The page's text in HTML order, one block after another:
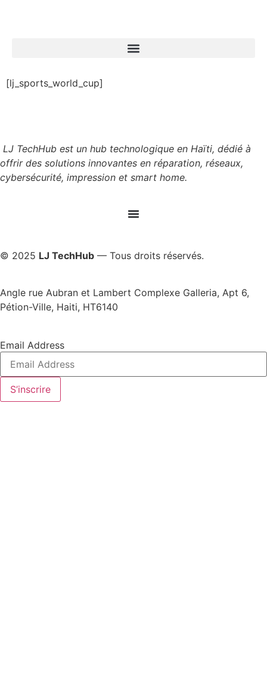
[lj_sports_world_cup]
LJ TechHub est un hub technologique en Haïti, dédié à
offrir des solutions innovantes en réparation, réseaux,
cybersécurité, impression et smart home.
© 2025 LJ TechHub — Tous droits réservés.
Angle rue Aubran et Lambert Complexe Galleria, Apt 6,
Pétion-Ville, Haiti, HT6140
Email Address
S’inscrire